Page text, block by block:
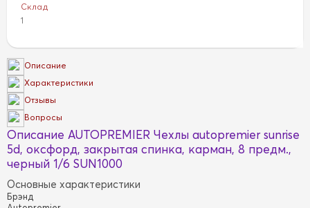
Склад
1
Описание
Характеристики
Отзывы
Вопросы
Описание AUTOPREMIER Чехлы autopremier sunrise
5d, оксфорд, закрытая спинка, карман, 8 предм.,
черный 1/6 SUN1000
Основные характеристики
Брэнд